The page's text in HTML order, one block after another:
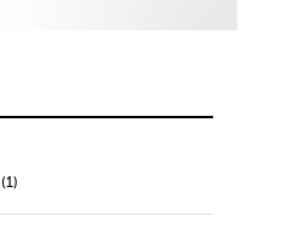
(1)